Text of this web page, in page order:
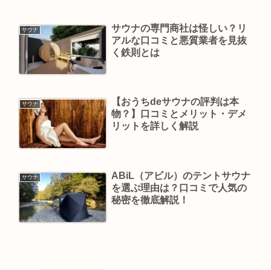
サウナ
サウナの専門商社は怪しい？リ
アルな口コミと悪質業者を見抜
く鉄則とは
サウナ
【おうちdeサウナの評判は本
物？】口コミとメリット・デメ
リットを詳しく解説
サウナ
ABiL（アビル）のテントサウナ
を選ぶ理由は？口コミで人気の
秘密を徹底解説！